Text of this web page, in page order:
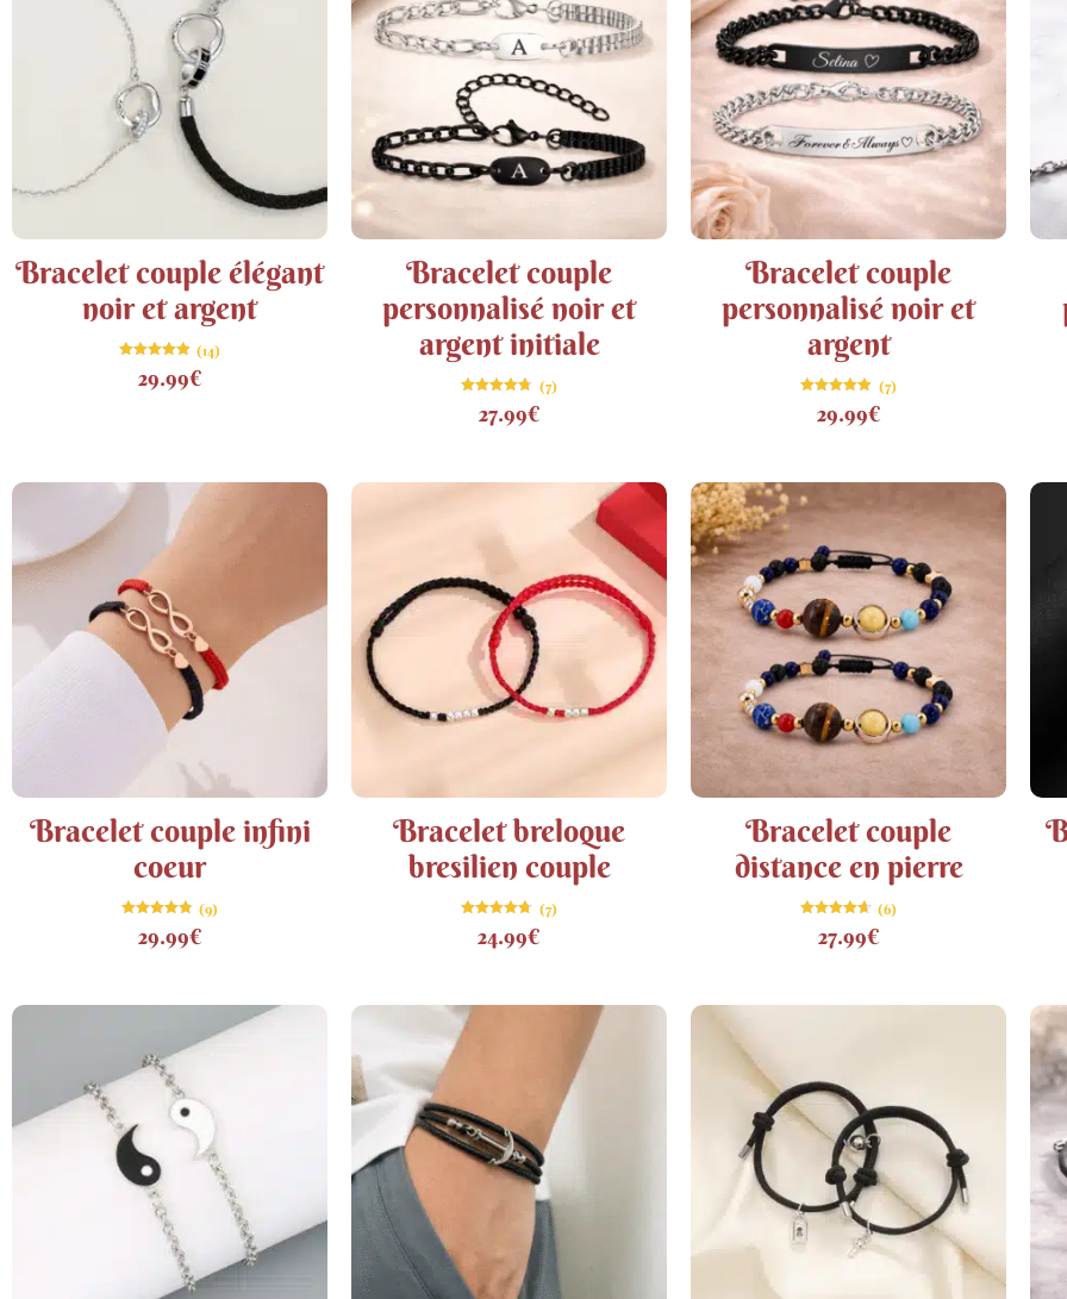
Bracelet couple élégant
noir et argent
4.93
sur 5
(14)
29.99€
Bracelet couple
personnalisé noir et
argent initiale
4.71
sur 5
(7)
27.99€
Bracelet couple
personnalisé noir et
argent
4.86
sur 5
(7)
29.99€
Bracelet couple infini
coeur
4.78
sur 5
(9)
29.99€
Bracelet breloque
bresilien couple
4.71
sur 5
(7)
24.99€
Bracelet couple
distance en pierre
4.67
sur 5
(6)
27.99€